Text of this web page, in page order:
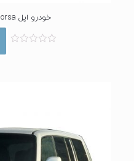
خودرو اپل Corsa دنده ای سال 1994
5